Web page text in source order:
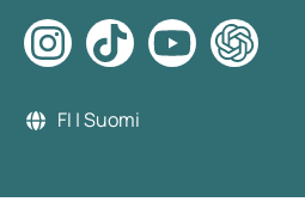
FI | Suomi